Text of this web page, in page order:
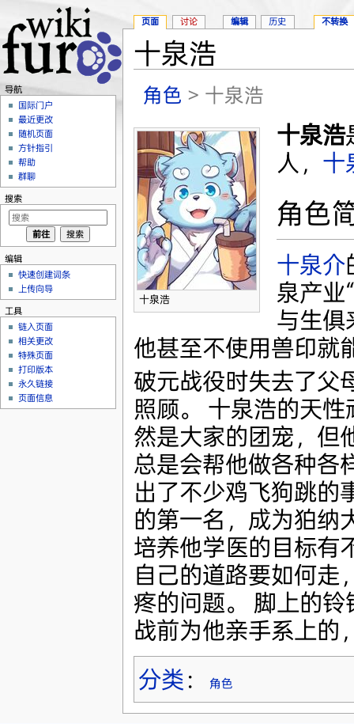
十泉浩
角色 > 十泉浩
十泉浩
十泉浩
人， 十
角色
十泉介
泉产业
与生俱
他甚至不使用兽印就
破元战役时失去了父
照顾。 十泉浩的天
然是大家的团宠，但
总是会帮他做各种各
出了不少鸡飞狗跳的
的第一名，成为狛纳
培养他学医的目标有
自己的道路要如何走
疼的问题。 脚上的
战前为他亲手系上的
分类 ： 角色
页面 讨论 编辑 历史 不转换
导航
国际门户
最近更改
随机页面
方针指引
帮助
群聊
搜索
编辑
快速创建词条
上传向导
工具
链入页面
相关更改
特殊页面
打印版本
永久链接
页面信息